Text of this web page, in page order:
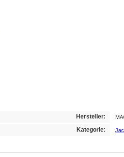
Hersteller:
Kategorie: